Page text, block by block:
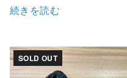
続きを読む
SOLD OUT